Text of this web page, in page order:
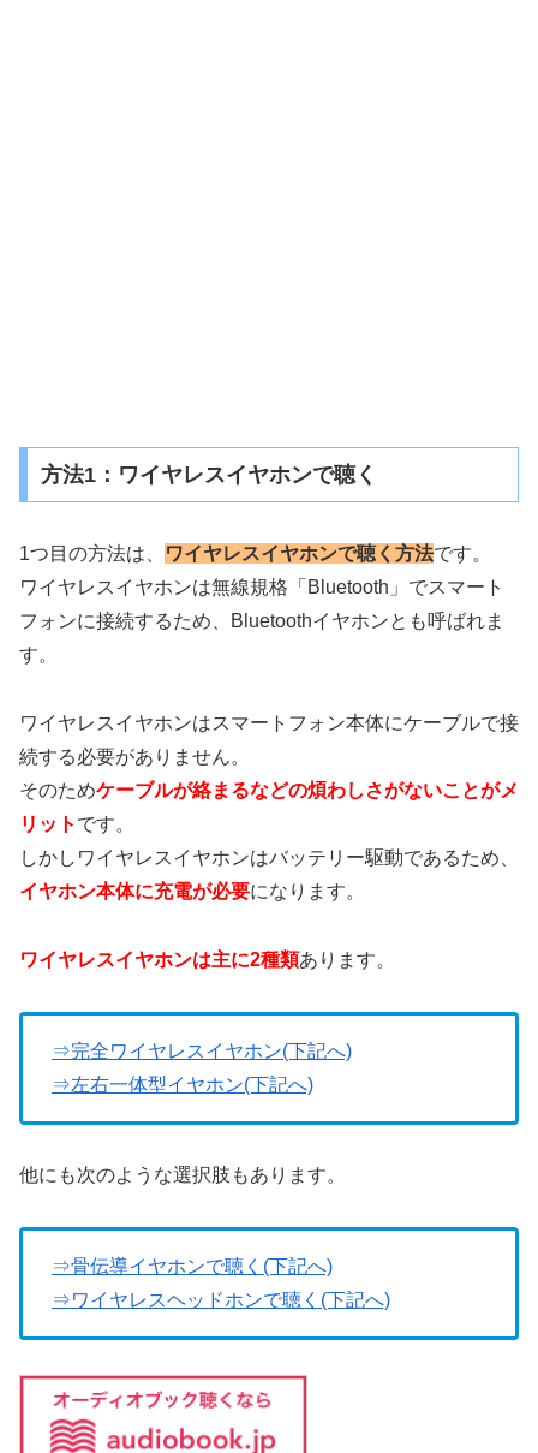
方法1：ワイヤレスイヤホンで聴く
1つ目の方法は、 ワイヤレスイヤホンで聴く方法です。
ワイヤレスイヤホンは無線規格「Bluetooth」でスマート
フォンに接続するため、Bluetoothイヤホンとも呼ばれま
す。
ワイヤレスイヤホンはスマートフォン本体にケーブルで接
続する必要がありません。
そのためケーブルが絡まるなどの煩わしさがないことがメ
リット です。
しかしワイヤレスイヤホンはバッテリー駆動であるため、
イヤホン本体に充電が必要になります。
ワイヤレスイヤホンは主に2種類あります。
⇒完全ワイヤレスイヤホン(下記へ)
⇒左右一体型イヤホン(下記へ)
他にも次のような選択肢もあります。
⇒骨伝導イヤホンで聴く(下記へ)
⇒ワイヤレスヘッドホンで聴く(下記へ)